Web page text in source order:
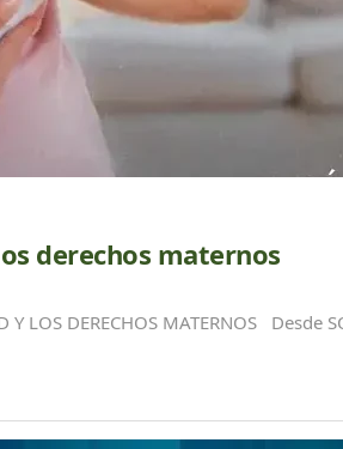
derechos maternos
Y LOS DERECHOS MATERNOS